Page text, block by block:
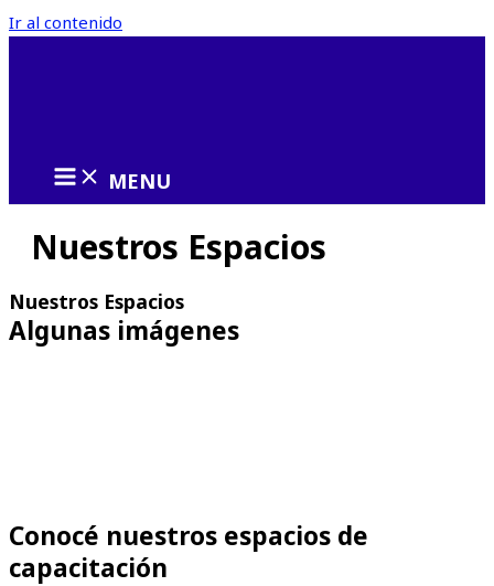
Ir al contenido
MENU
Nuestros Espacios
Nuestros Espacios
Algunas imágenes
Conocé nuestros espacios de
capacitación